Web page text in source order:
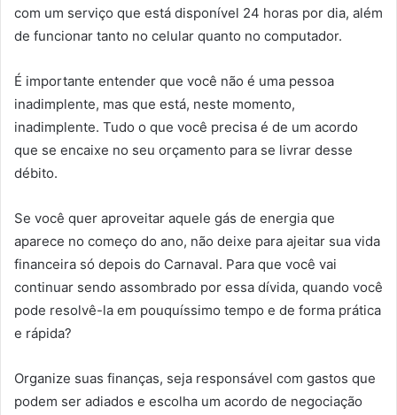
com um serviço que está disponível 24 horas por dia, além
de funcionar tanto no celular quanto no computador.
É importante entender que você não é uma pessoa
inadimplente, mas que está, neste momento,
inadimplente. Tudo o que você precisa é de um acordo
que se encaixe no seu orçamento para se livrar desse
débito.
Se você quer aproveitar aquele gás de energia que
aparece no começo do ano, não deixe para ajeitar sua vida
financeira só depois do Carnaval. Para que você vai
continuar sendo assombrado por essa dívida, quando você
pode resolvê-la em pouquíssimo tempo e de forma prática
e rápida?
Organize suas finanças, seja responsável com gastos que
podem ser adiados e escolha um acordo de negociação